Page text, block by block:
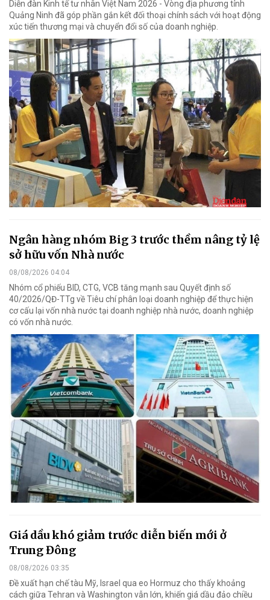
Diễn đàn Kinh tế tư nhân Việt Nam 2026 - Vòng địa phương tỉnh
Quảng Ninh đã góp phần gắn kết đối thoại chính sách với hoạt động
xúc tiến thương mại và chuyển đổi số của doanh nghiệp.
Ngân hàng nhóm Big 3 trước thềm nâng tỷ lệ
sở hữu vốn Nhà nước
08/08/2026 04:04
Nhóm cổ phiếu BID, CTG, VCB tăng mạnh sau Quyết định số
40/2026/QĐ-TTg về Tiêu chí phân loại doanh nghiệp để thực hiện
cơ cấu lại vốn nhà nước tại doanh nghiệp nhà nước, doanh nghiệp
có vốn nhà nước.
Giá dầu khó giảm trước diễn biến mới ở
Trung Đông
08/08/2026 03:35
Đề xuất hạn chế tàu Mỹ, Israel qua eo Hormuz cho thấy khoảng
cách giữa Tehran và Washington vẫn lớn, khiến giá dầu đảo chiều